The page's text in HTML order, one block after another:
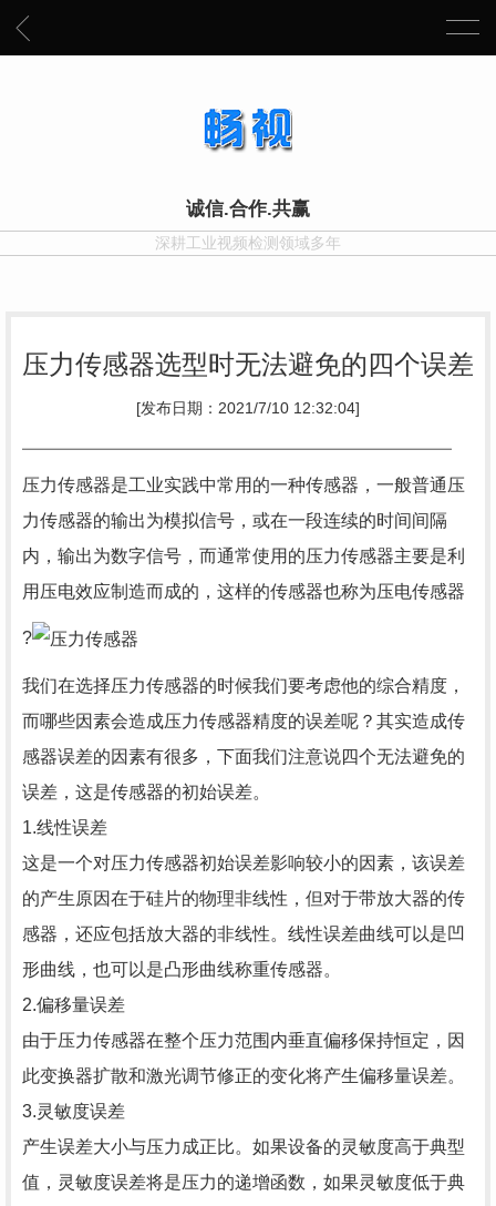
诚信.合作.共赢
深耕工业视频检测领域多年
压力传感器选型时无法避免的四个误差
[发布日期：2021/7/10 12:32:04]
压力传感器是工业实践中常用的一种传感器，一般普通压
力传感器的输出为模拟信号，或在一段连续的时间间隔
内，输出为数字信号，而通常使用的压力传感器主要是利
用压电效应制造而成的，这样的传感器也称为压电传感器
?
我们在选择压力传感器的时候我们要考虑他的综合精度，
而哪些因素会造成压力传感器精度的误差呢？其实造成传
感器误差的因素有很多，下面我们注意说四个无法避免的
误差，这是传感器的初始误差。
1.线性误差
这是一个对压力传感器初始误差影响较小的因素，该误差
的产生原因在于硅片的物理非线性，但对于带放大器的传
感器，还应包括放大器的非线性。线性误差曲线可以是凹
形曲线，也可以是凸形曲线称重传感器。
2.偏移量误差
由于压力传感器在整个压力范围内垂直偏移保持恒定，因
此变换器扩散和激光调节修正的变化将产生偏移量误差。
3.灵敏度误差
产生误差大小与压力成正比。如果设备的灵敏度高于典型
值，灵敏度误差将是压力的递增函数，如果灵敏度低于典